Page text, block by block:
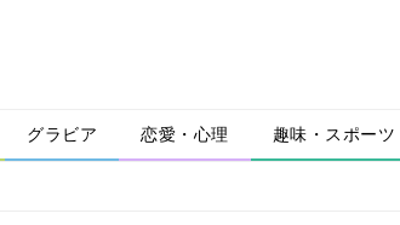
グラビア 恋愛・心理 趣味・スポーツ